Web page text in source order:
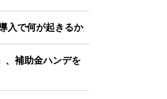
入で何が起きるか
、補助金ハンデを